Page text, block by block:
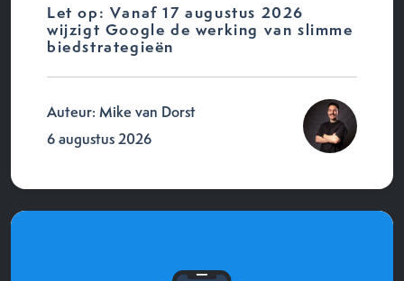
Let op: Vanaf 17 augustus 2026
wijzigt Google de werking van slimme
biedstrategieën
Auteur: Mike van Dorst
6 augustus 2026